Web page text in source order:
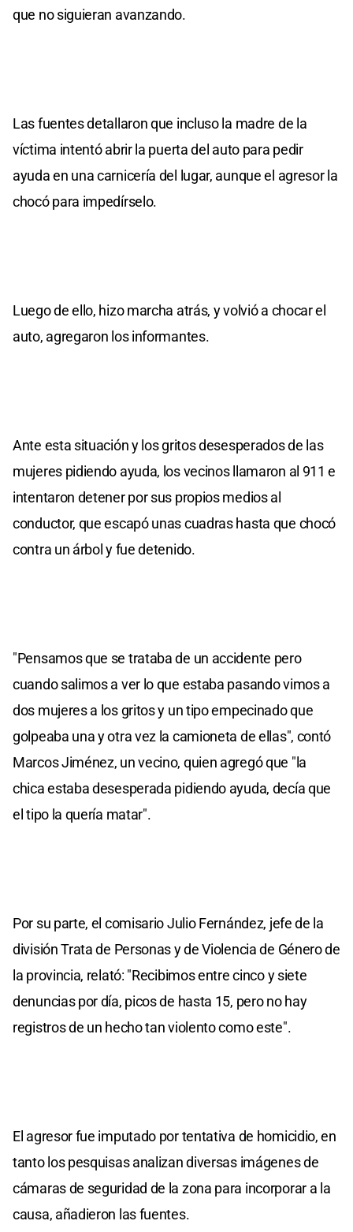
que no siguieran avanzando.
Las fuentes detallaron que incluso la madre de la
víctima intentó abrir la puerta del auto para pedir
ayuda en una carnicería del lugar, aunque el agresor la
chocó para impedírselo.
Luego de ello, hizo marcha atrás, y volvió a chocar el
auto, agregaron los informantes.
Ante esta situación y los gritos desesperados de las
mujeres pidiendo ayuda, los vecinos llamaron al 911 e
intentaron detener por sus propios medios al
conductor, que escapó unas cuadras hasta que chocó
contra un árbol y fue detenido.
"Pensamos que se trataba de un accidente pero
cuando salimos a ver lo que estaba pasando vimos a
dos mujeres a los gritos y un tipo empecinado que
golpeaba una y otra vez la camioneta de ellas", contó
Marcos Jiménez, un vecino, quien agregó que "la
chica estaba desesperada pidiendo ayuda, decía que
el tipo la quería matar".
Por su parte, el comisario Julio Fernández, jefe de la
división Trata de Personas y de Violencia de Género de
la provincia, relató: "Recibimos entre cinco y siete
denuncias por día, picos de hasta 15, pero no hay
registros de un hecho tan violento como este".
El agresor fue imputado por tentativa de homicidio, en
tanto los pesquisas analizan diversas imágenes de
cámaras de seguridad de la zona para incorporar a la
causa, añadieron las fuentes.